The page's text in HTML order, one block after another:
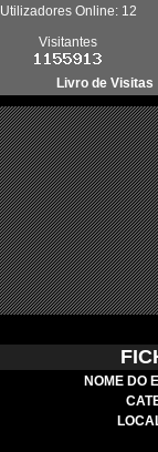
Utilizadores Online: 12
Visitantes
Livro de Visitas
NOME DO